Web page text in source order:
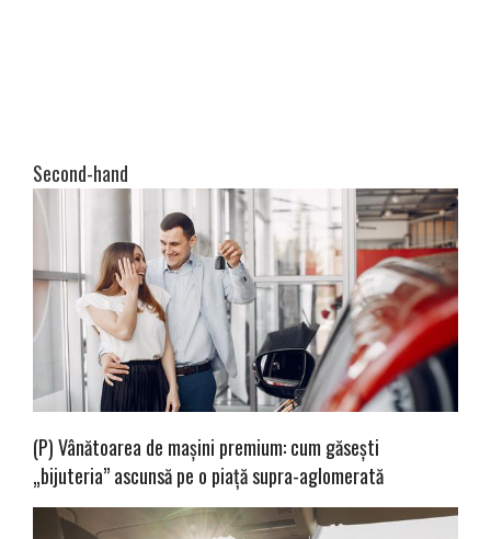
Second-hand
(P) Vânătoarea de mașini premium: cum găsești
„bijuteria” ascunsă pe o piață supra-aglomerată